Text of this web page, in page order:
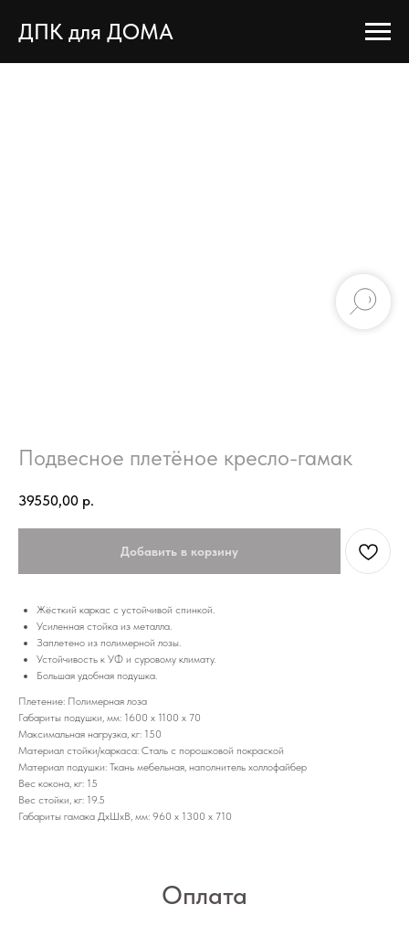
ДПК для ДОМА
Подвесное плетёное кресло-гамак
39550,00 р.
Добавить в корзину
Жёсткий каркас с устойчивой спинкой.
Усиленная стойка из металла.
Заплетено из полимерной лозы.
Устойчивость к УФ и суровому климату.
Большая удобная подушка.
Плетение: Полимерная лоза
Габариты подушки, мм: 1600 х 1100 х 70
Максимальная нагрузка, кг: 150
Материал стойки/каркаса: Сталь с порошковой покраской
Материал подушки: Ткань мебельная, наполнитель холлофайбер
Вес кокона, кг: 15
Вес стойки, кг: 19.5
Габариты гамака ДхШхВ, мм: 960 х 1300 х 710
Оплата